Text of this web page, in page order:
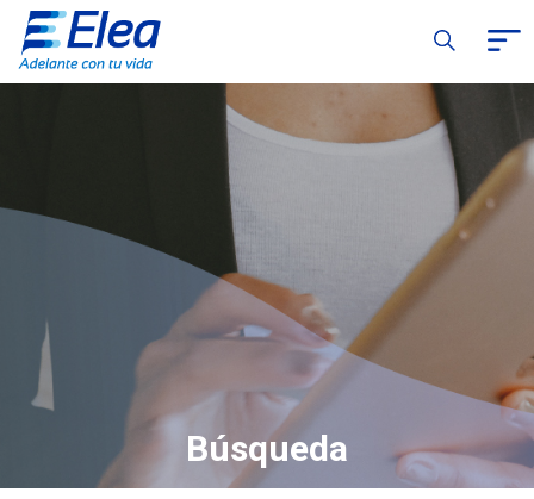
Búsqueda